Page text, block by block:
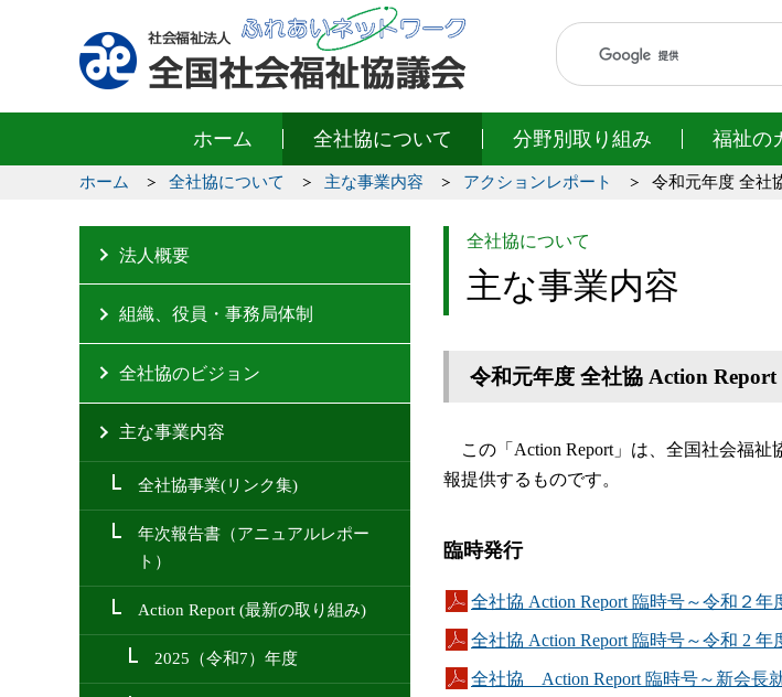
ホーム 全社協について 分野別取り組み 福祉の
ホーム 全社協について 主な事業内容 アクションレポート 令和元年度 全社
全社協について
主な事業内容
令和元年度 全社協 Action Report
この「Action Report」は、全国社会福
報提供するものです。
臨時発行
全社協 Action Report 臨時号～令和２
全社協 Action Report 臨時号～令和 2
全社協 Action Report 臨時号～新会長
法人概要
組織、役員・事務局体制
全社協のビジョン
主な事業内容
全社協事業(リンク集)
年次報告書（アニュアルレポー
ト）
Action Report (最新の取り組み)
2025（令和7）年度